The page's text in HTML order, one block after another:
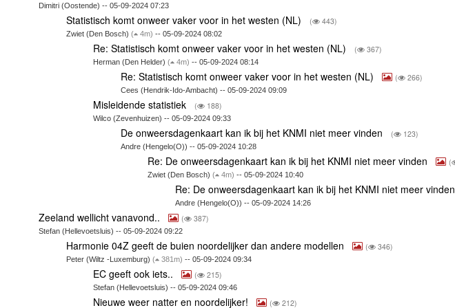
Dimitri (Oostende) -- 05-09-2024 07:23
Statistisch komt onweer vaker voor in het westen (NL) ( 443)
Zwiet (Den Bosch) ( 4m) -- 05-09-2024 08:02
Re: Statistisch komt onweer vaker voor in het westen (NL) ( 367)
Herman (Den Helder)( 4m) -- 05-09-2024 08:14
Re: Statistisch komt onweer vaker voor in het westen (NL) ( 266)
Cees (Hendrik-Ido-Ambacht) -- 05-09-2024 09:09
Misleidende statistiek ( 188)
Wilco (Zevenhuizen) -- 05-09-2024 09:33
De onweersdagenkaart kan ik bij het KNMI niet meer vinden ( 123)
Andre (Hengelo(O)) -- 05-09-2024 10:28
Re: De onweersdagenkaart kan ik bij het KNMI niet meer vinden (
Zwiet (Den Bosch)( 4m) -- 05-09-2024 10:40
Re: De onweersdagenkaart kan ik bij het KNMI niet meer vinden
Andre (Hengelo(O)) -- 05-09-2024 14:26
Zeeland wellicht vanavond.. ( 387)
Stefan (Hellevoetsluis) -- 05-09-2024 09:22
Harmonie 04Z geeft de buien noordelijker dan andere modellen ( 346)
Peter (Wiltz -Luxemburg) ( 381m) -- 05-09-2024 09:34
EC geeft ook iets.. ( 215)
Stefan (Hellevoetsluis) -- 05-09-2024 09:46
Nieuwe weer natter en noordelijker! ( 212)